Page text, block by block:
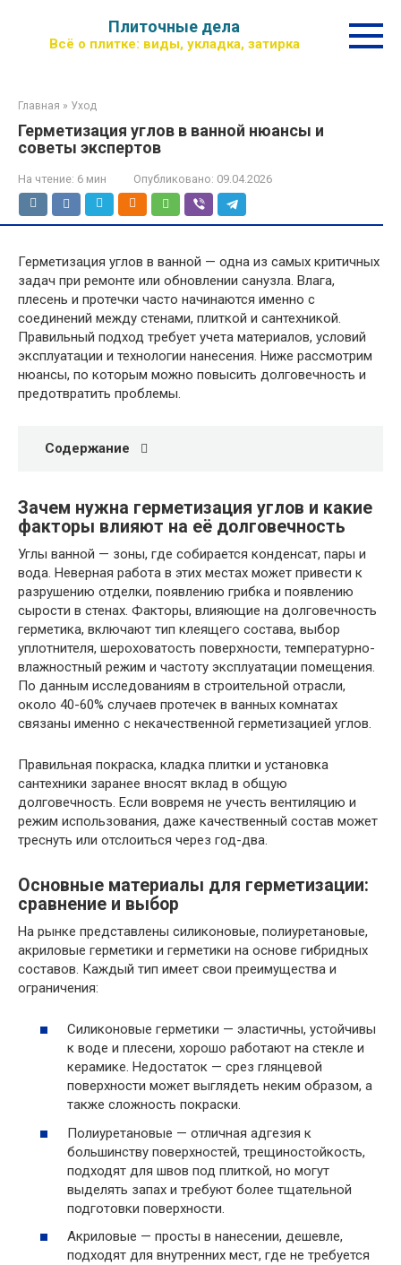
контенту
Плиточные дела
Всё о плитке: виды, укладка, затирка
Главная » Уход
Герметизация углов в ванной нюансы и
советы экспертов
На чтение: 6 мин Опубликовано: 09.04.2026
Герметизация углов в ванной — одна из самых критичных
задач при ремонте или обновлении санузла. Влага,
плесень и протечки часто начинаются именно с
соединений между стенами, плиткой и сантехникой.
Правильный подход требует учета материалов, условий
эксплуатации и технологии нанесения. Ниже рассмотрим
нюансы, по которым можно повысить долговечность и
предотвратить проблемы.
Содержание
Зачем нужна герметизация углов и какие
факторы влияют на её долговечность
Углы ванной — зоны, где собирается конденсат, пары и
вода. Неверная работа в этих местах может привести к
разрушению отделки, появлению грибка и появлению
сырости в стенах. Факторы, влияющие на долговечность
герметика, включают тип клеящего состава, выбор
уплотнителя, шероховатость поверхности, температурно-
влажностный режим и частоту эксплуатации помещения.
По данным исследованиям в строительной отрасли,
около 40-60% случаев протечек в ванных комнатах
связаны именно с некачественной герметизацией углов.
Правильная покраска, кладка плитки и установка
сантехники заранее вносят вклад в общую
долговечность. Если вовремя не учесть вентиляцию и
режим использования, даже качественный состав может
треснуть или отслоиться через год-два.
Основные материалы для герметизации:
сравнение и выбор
На рынке представлены силиконовые, полиуретановые,
акриловые герметики и герметики на основе гибридных
составов. Каждый тип имеет свои преимущества и
ограничения:
Силиконовые герметики — эластичны, устойчивы
к воде и плесени, хорошо работают на стекле и
керамике. Недостаток — срез глянцевой
поверхности может выглядеть неким образом, а
также сложность покраски.
Полиуретановые — отличная адгезия к
большинству поверхностей, трещиностойкость,
подходят для швов под плиткой, но могут
выделять запах и требуют более тщательной
подготовки поверхности.
Акриловые — просты в нанесении, дешевле,
подходят для внутренних мест, где не требуется